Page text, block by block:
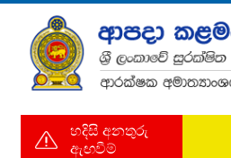
හදිසි අනතුරු
ඇඟවීම්